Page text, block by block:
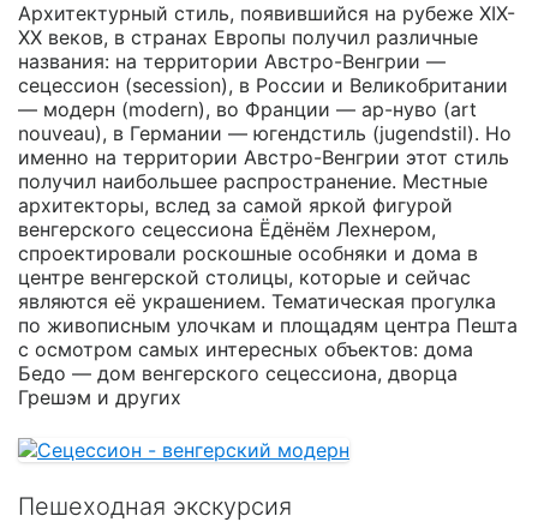
Архитектурный стиль, появившийся на рубеже XIX-
XX веков, в странах Европы получил различные
названия: на территории Австро-Венгрии —
сецессион (secession), в России и Великобритании
— модерн (modern), во Франции — ар-нуво (art
nouveau), в Германии — югендстиль (jugendstil). Но
именно на территории Австро-Венгрии этот стиль
получил наибольшее распространение. Местные
архитекторы, вслед за самой яркой фигурой
венгерского сецессиона Ёдёнём Лехнером,
спроектировали роскошные особняки и дома в
центре венгерской столицы, которые и сейчас
являются её украшением. Тематическая прогулка
по живописным улочкам и площадям центра Пешта
с осмотром самых интересных объектов: дома
Бедо — дом венгерского сецессиона, дворца
Грешэм и других
Пешеходная экскурсия